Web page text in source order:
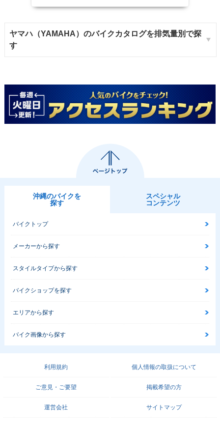
ヤマハ（YAMAHA）のバイクカタログを排気量別で探
す
沖縄のバイクを
探す
スペシャル
コンテンツ
バイクトップ
メーカーから探す
スタイルタイプから探す
バイクショップを探す
エリアから探す
バイク画像から探す
利用規約 個人情報の取扱について
ご意見・ご要望 掲載希望の方
運営会社 サイトマップ